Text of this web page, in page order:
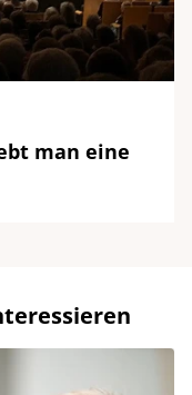
man eine